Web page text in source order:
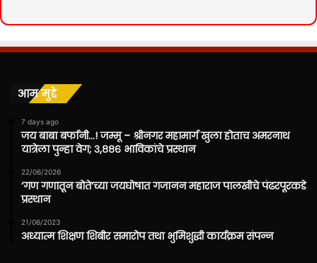
आम मुद्दे
7 days ago
जय बाबा बर्फानी…! जम्मू – श्रीनगर महामार्ग खुला होताच अमरनाथ
यात्रेला पुन्हा वेग; ३,८८६ भाविकांचे प्रस्थान
22/06/2026
‘गण गणातून बोते’च्या जयघोषात गजानन महाराज पालखीचे पंढरपूरकडे
प्रस्थान
21/06/2023
अध्यात्म शिक्षण शिबीर समारोप तथा भुमिशुद्धी कार्यक्रम संपन्न